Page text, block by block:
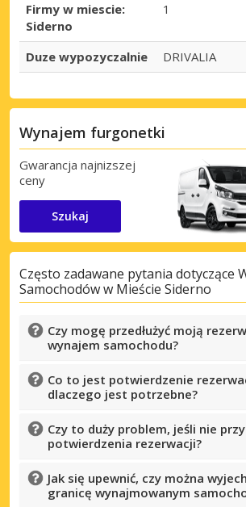
Firmy w miescie:
Siderno
1
Duze wypozyczalnie DRIVALIA
Wynajem furgonetki
Gwarancja najnizszej
ceny
Szukaj
Często zadawane pytania dotyczące
Samochodów w Mieście Siderno
Czy mogę przedłużyć moją
wynajem samochodu?
Co to jest potwierdzenie
dlaczego jest potrzebne?
Czy to duży problem, jeśli nie
potwierdzenia rezerwacji?
Jak się upewnić, czy można
granicę wynajmowanym